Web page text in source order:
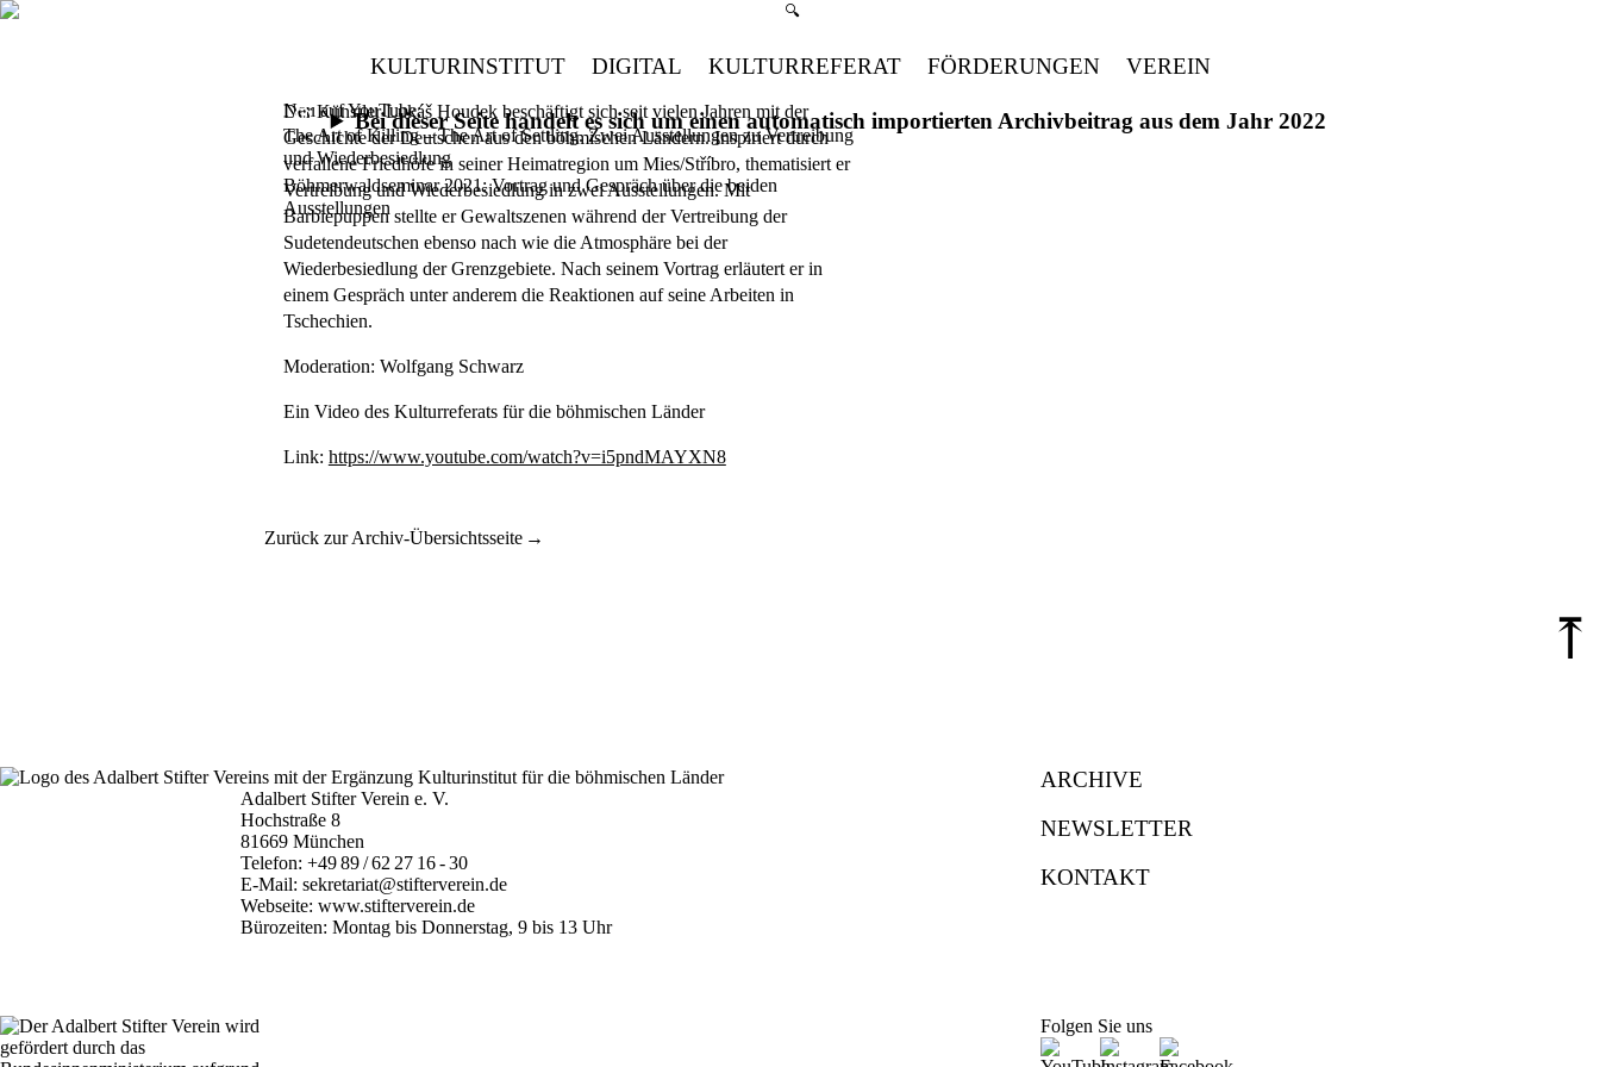
Suchmenü öffnen
🔍
KULTURINSTITUT DIGITAL KULTURREFERAT FÖRDERUNGEN VEREIN
Bei dieser Seite handelt es sich um einen automatisch importierten Archivbeitrag aus dem Jahr 2022
Neu auf YouTube:
The Art of Killing – The Art of Settling. Zwei Ausstellungen zu Vertreibung
und Wiederbesiedlung
Böhmerwaldseminar 2021: Vortrag und Gespräch über die beiden
Ausstellungen
Der KünstlerLukáš Houdekbeschäftigt sich seit vielen Jahren mit der
Geschichte der Deutschen aus den böhmischen Ländern. Inspiriert durch
verfallene Friedhöfe in seiner Heimatregion um Mies/Stříbro, thematisiert er
Vertreibung und Wiederbesiedlung in zwei Ausstellungen. Mit
Barbiepuppen stellte er Gewaltszenen während der Vertreibung der
Sudetendeutschen ebenso nach wie die Atmosphäre bei der
Wiederbesiedlung der Grenzgebiete. Nach seinem Vortrag erläutert er in
einem Gespräch unter anderem die Reaktionen auf seine Arbeiten in
Tschechien.
Moderation: Wolfgang Schwarz
Ein Video des Kulturreferats für die böhmischen Länder
Link: https://www.youtube.com/watch?v=i5pndMAYXN8
Zurück zur Archiv-Übersichtsseite
⤒
Adalbert Stifter Verein e. V.
Hochstraße 8
81669 München
Telefon:+49 89 / 62 27 16 - 30
E-Mail:sekretariat@stifterverein.de
Webseite:www.stifterverein.de
Bürozeiten: Montag bis Donnerstag, 9 bis 13 Uhr
ARCHIVE
NEWSLETTER
KONTAKT
Folgen Sie uns